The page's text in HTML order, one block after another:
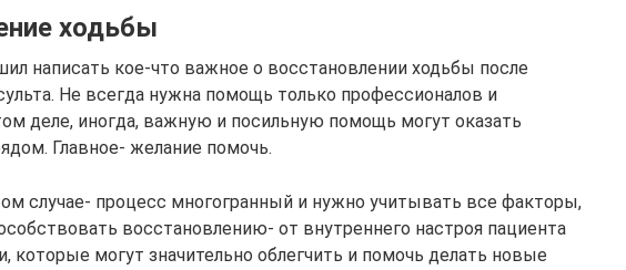
ходьбы
написать кое-что важное о восстановлении ходьбы после
Не всегда нужна помощь только профессионалов и
деле, иногда, важную и посильную помощь могут оказать
Главное- желание помочь.
случае- процесс многогранный и нужно учитывать все факторы,
восстановлению- от внутреннего настроя пациента
которые могут значительно облегчить и помочь делать новые